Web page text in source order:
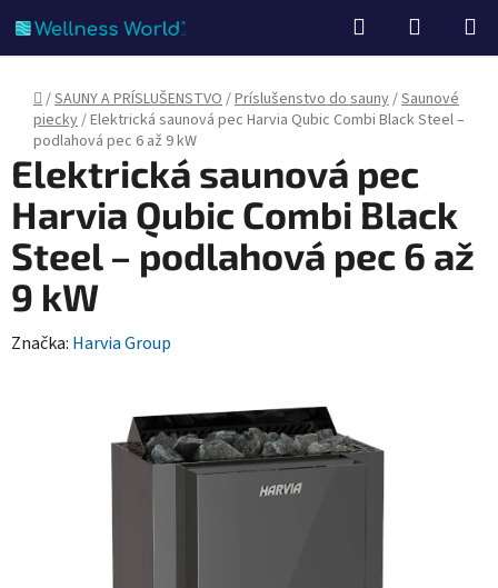
na
obsah
Hľadať
KOŠÍK
Domov
/SAUNY A PRÍSLUŠENSTVO/Príslušenstvo do sauny/Saunové
piecky/Elektrická saunová pec Harvia Qubic Combi Black Steel –
podlahová pec 6 až 9 kW
Elektrická saunová pec
Harvia Qubic Combi Black
Steel – podlahová pec 6 až
9 kW
Značka: Harvia Group